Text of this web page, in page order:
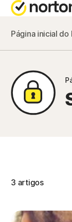
Página inicial do
3 artigos